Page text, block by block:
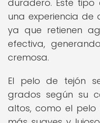
duradero. Este
una experiencia
ya que retienen
efectiva,
cremosa.
El pelo de tejón
grados según su
altos, como el pelo